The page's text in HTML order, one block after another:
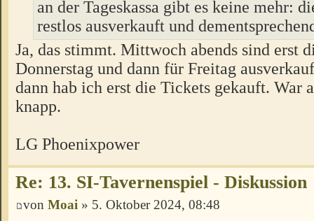
an der Tageskassa gibt es keine mehr:
restlos ausverkauft und
Ja, das stimmt. Mittwoch abends sind erst
Donnerstag und dann für Freitag
dann hab ich erst die Tickets gekauft. War
knapp.
LG Phoenixpower
Re: 13. SI-Tavernenspiel - Diskussion
von Moai » 5. Oktober 2024, 08:48